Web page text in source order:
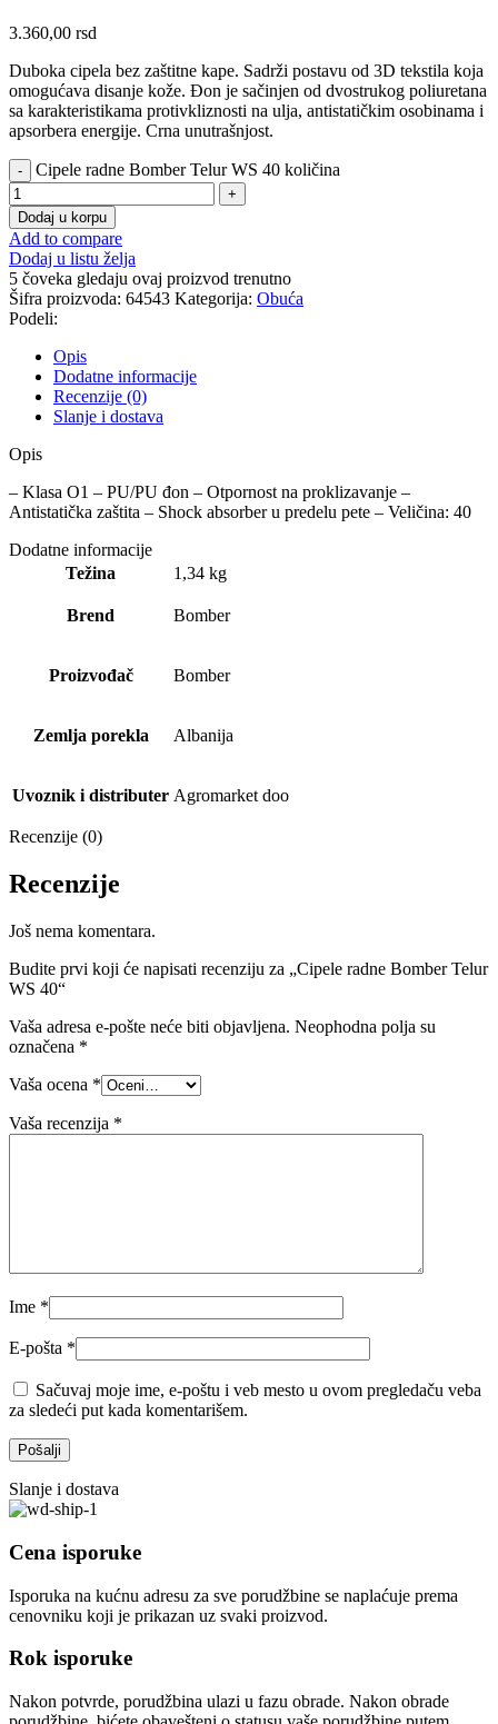
3.360,00 rsd
Duboka cipela bez zaštitne kape. Sadrži postavu od 3D tekstila koja
omogućava disanje kože. Đon je sačinjen od dvostrukog poliuretana
sa karakteristikama protivkliznosti na ulja, antistatičkim osobinama i
apsorbera energije. Crna unutrašnjost.
Cipele radne Bomber Telur WS 40 količina
Dodaj u korpu
Add to compare
Dodaj u listu želja
5 čoveka gledaju ovaj proizvod trenutno
Šifra proizvoda: 64543 Kategorija: Obuća
Podeli:
Opis
Dodatne informacije
Recenzije (0)
Slanje i dostava
Opis
– Klasa O1 – PU/PU đon – Otpornost na proklizavanje –
Antistatička zaštita – Shock absorber u predelu pete – Veličina: 40
Dodatne informacije
Težina
1,34 kg
Brend Bomber
Proizvođač Bomber
Zemlja porekla Albanija
Uvoznik i distributer Agromarket doo
Recenzije (0)
Recenzije
Još nema komentara.
Budite prvi koji će napisati recenziju za „Cipele radne Bomber Telur
WS 40“
Vaša adresa e-pošte neće biti objavljena. Neophodna polja su
označena *
Vaša ocena *
Vaša recenzija *
Ime *
E-pošta *
Sačuvaj moje ime, e-poštu i veb mesto u ovom pregledaču veba
za sledeći put kada komentarišem.
Slanje i dostava
Cena isporuke
Isporuka na kućnu adresu za sve porudžbine se naplaćuje prema
cenovniku koji je prikazan uz svaki proizvod.
Rok isporuke
Nakon potvrde, porudžbina ulazi u fazu obrade. Nakon obrade